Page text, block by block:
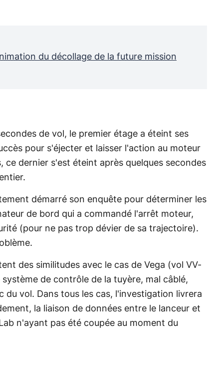
du décollage de la future mission
de vol, le premier étage a éteint ses
pour s'éjecter et laisser l'action au moteur
ce dernier s'est éteint après quelques secondes
démarré son enquête pour déterminer les
de bord qui a commandé l'arrêt moteur,
(pour ne pas trop dévier de sa trajectoire).
des similitudes avec le cas de Vega (vol VV-
de contrôle de la tuyère, mal câblé,
du vol. Dans tous les cas, l'investigation livrera
la liaison de données entre le lanceur et
n'ayant pas été coupée au moment du